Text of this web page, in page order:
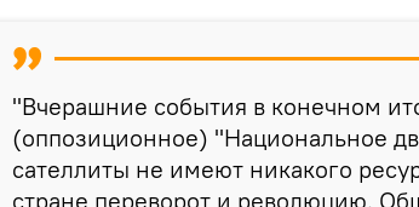
"Вчерашние события в конечном
(оппозиционное) "Национальное
сателлиты не имеют никакого
стране переворот и революцию.